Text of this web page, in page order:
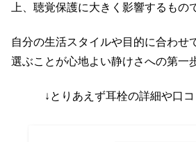
上、聴覚保護に大きく影響するもの
自分の生活スタイルや目的に合わせ
選ぶことが心地よい静けさへの第一
↓とりあえず耳栓の詳細や口